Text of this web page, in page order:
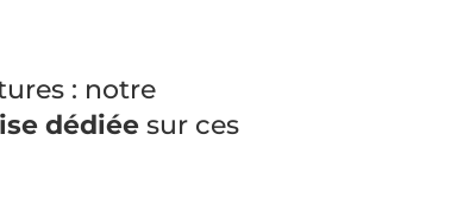
: notre
dédiée sur ces